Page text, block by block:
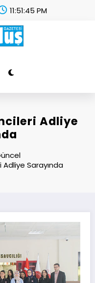
11:51:45 PM
Adliye
Sarayında